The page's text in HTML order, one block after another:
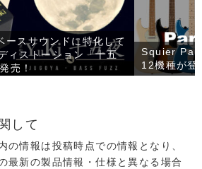
ースサウンドに特化して
ィストーション「十五
売！
Squier
12機種が登
して
の情報は投稿時点での情報となり、
最新の製品情報・仕様と異なる場合